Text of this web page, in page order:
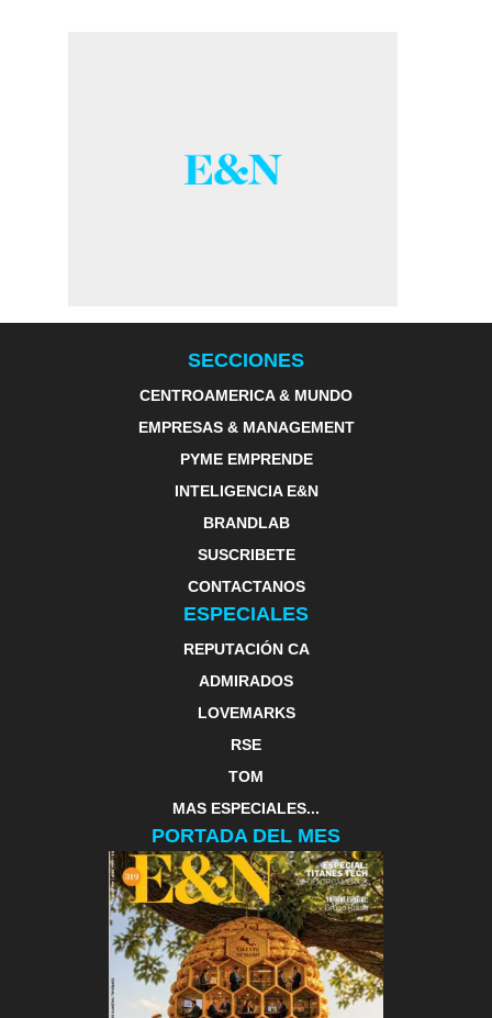
SECCIONES
CENTROAMERICA & MUNDO
EMPRESAS & MANAGEMENT
PYME EMPRENDE
INTELIGENCIA E&N
BRANDLAB
SUSCRIBETE
CONTACTANOS
ESPECIALES
REPUTACIÓN CA
ADMIRADOS
LOVEMARKS
RSE
TOM
MAS ESPECIALES...
PORTADA DEL MES